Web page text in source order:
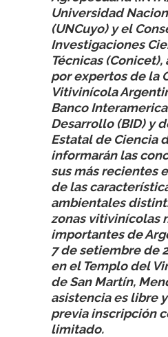
Universidad
(UNCuyo) y el
Investigaciones
Técnicas
por expertos de la
Vitivinícola
Banco
Desarrollo (BID) y
Estatal de Ciencia
informarán las
sus más recientes
de las
ambientales
zonas vitivinícolas
importantes de
7 de setiembre de
en el Templo del
de San Martín,
asistencia es libre
previa inscripción
limitado.